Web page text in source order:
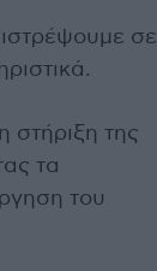
σε
της
τα
του